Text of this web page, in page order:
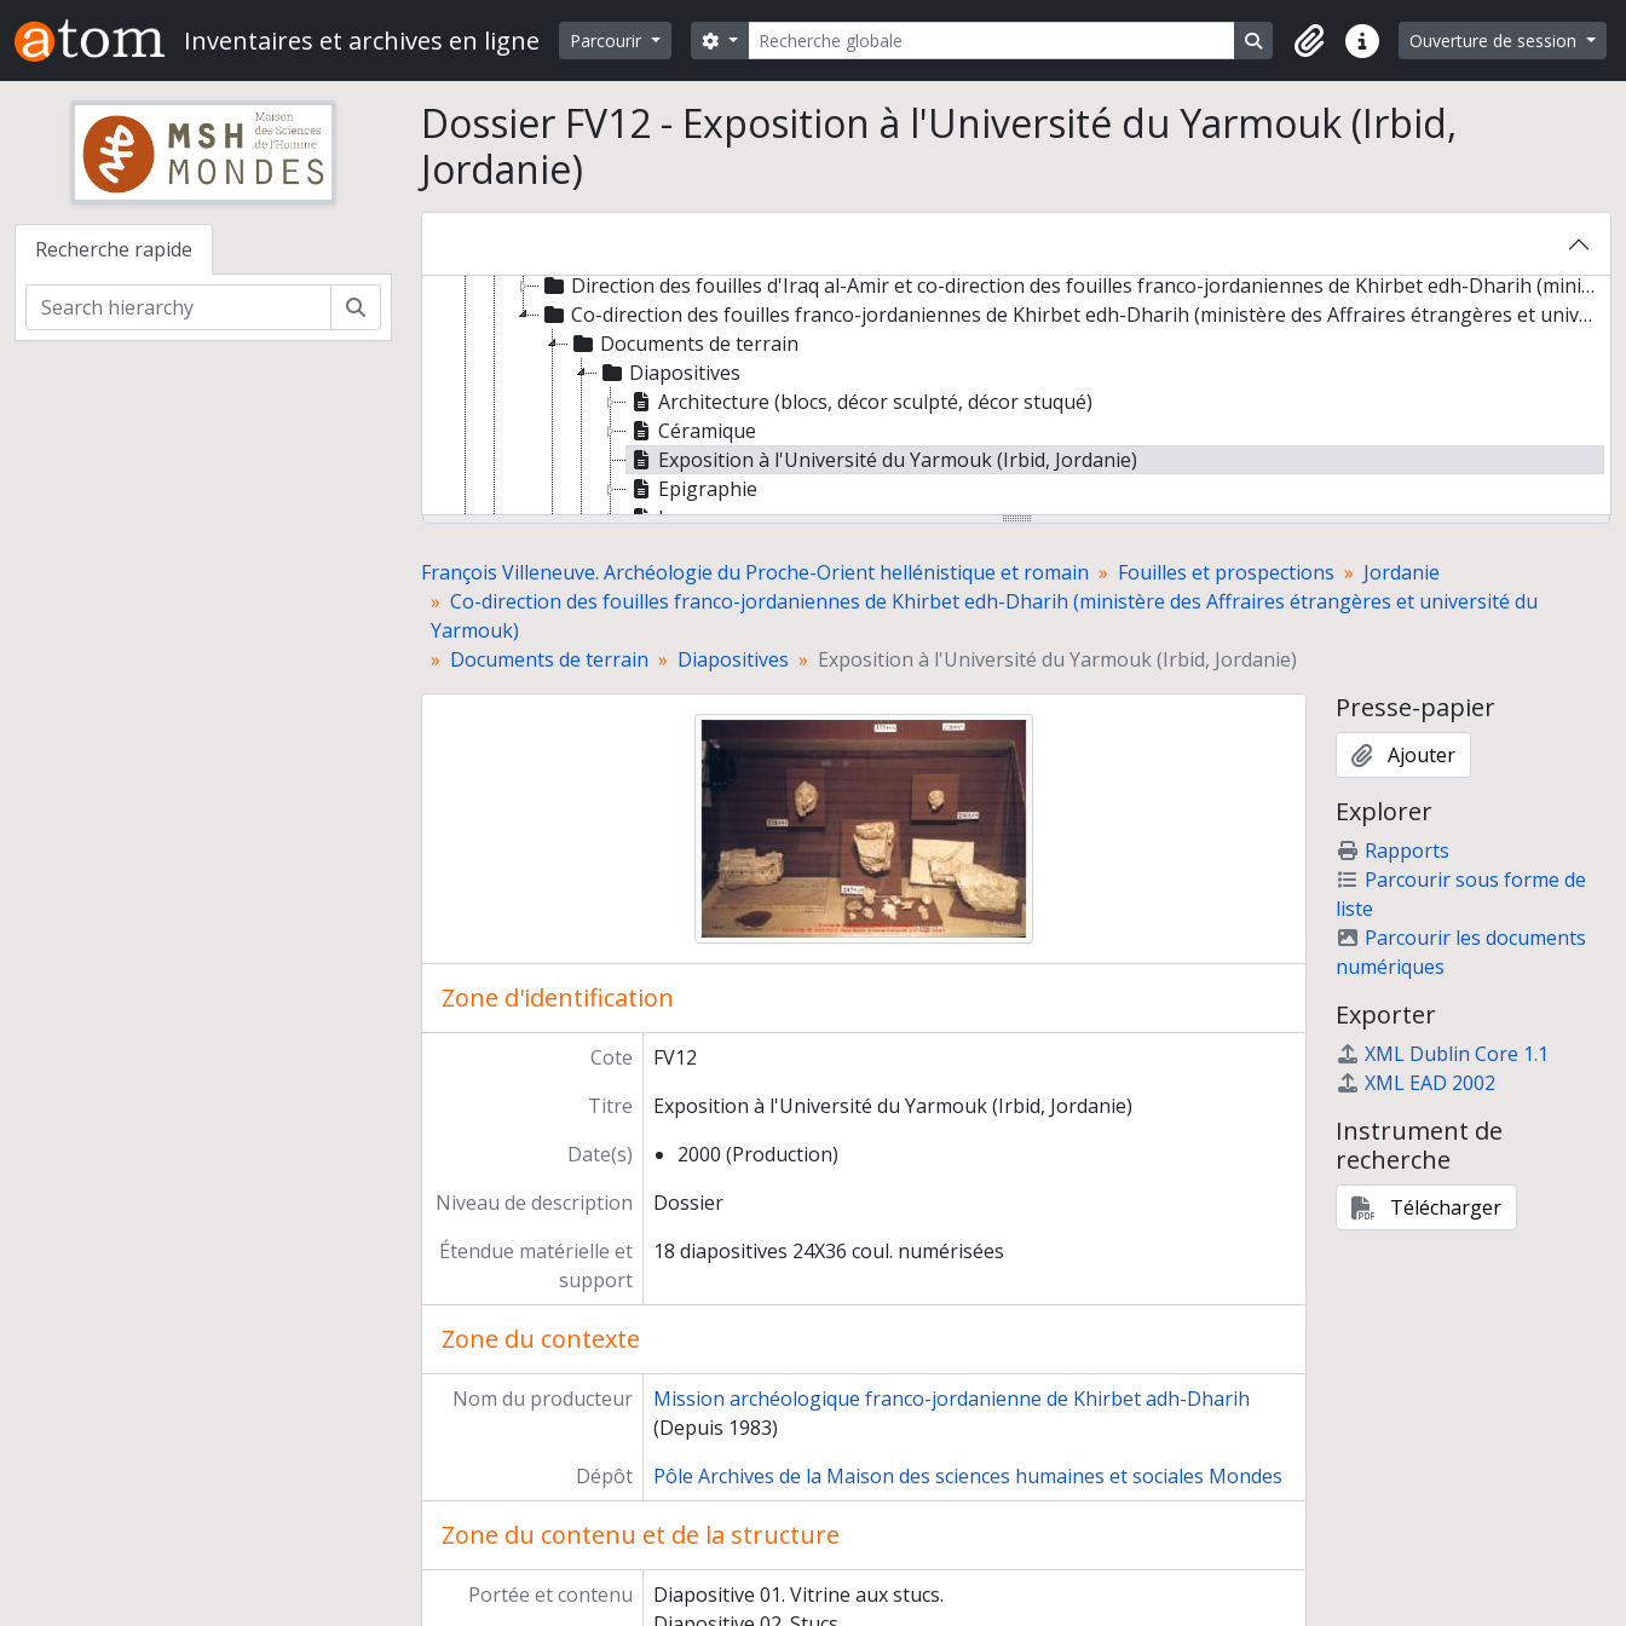
Skip to main content
Inventaires et archives en ligne Parcourir Rechercher
Search options Search in browse page
Liens rapidesOuverture de session
Recherche rapide
Rechercher
Dossier FV12 - Exposition à l'Université du Yarmouk (Irbid,
Jordanie)
François Villeneuve. Archéologie du Proche-Orient hellénistique et romain
Direction des fouilles d'Iraq al-Amir et co-direction des fouilles franco-jordaniennes de Khirbet edh-Dharih (ministère des Affaires étrangères et université du Yarmouk)
Co-direction des fouilles franco-jordaniennes de Khirbet edh-Dharih (ministère des Affraires étrangères et université du Yarmouk)
Documents de terrain
Diapositives
Architecture (blocs, décor sculpté, décor stuqué)
Céramique
Exposition à l'Université du Yarmouk (Irbid, Jordanie)
Epigraphie
Lampes
Monnaies
Petits objets et bijoux
Dessins de la campagne de fouilles 2001, réalisés par Raphaël Drizard
Vue cavalière du site du sanctuaire vers la fin de la campagne de fouilles 1992
Rapports techniques
Administration des fouilles
Communications à des congrès, colloques et séminaires
François Villeneuve. Archéologie du Proche-Orient hellénistique et romain Fouilles et prospections
Jordanie
Co-direction des fouilles franco-jordaniennes de Khirbet edh-Dharih (ministère des Affraires étrangères et université du
Yarmouk)
Documents de terrain
Diapositives Exposition à l'Université du Yarmouk (Irbid, Jordanie)
Zone d'identification
Cote
FV12
Titre
Exposition à l'Université du Yarmouk (Irbid, Jordanie)
Date(s)
2000 (Production)
Niveau de description
Dossier
Étendue matérielle et
support
18 diapositives 24X36 coul. numérisées
Zone du contexte
Nom du producteur
Mission archéologique franco-jordanienne de Khirbet adh-Dharih
(Depuis 1983)
Dépôt
Pôle Archives de la Maison des sciences humaines et sociales Mondes
Zone du contenu et de la structure
Portée et contenu
Diapositive 01. Vitrine aux stucs.
Presse-papier
Ajouter
Explorer
Rapports
Parcourir sous forme de
liste
Parcourir les documents
numériques
Exporter
XML Dublin Core 1.1
XML EAD 2002
Instrument de
recherche
Télécharger